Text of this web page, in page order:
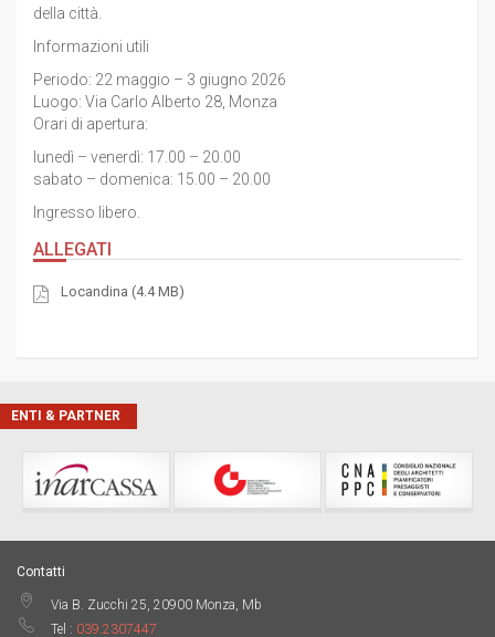
della città.
Informazioni utili
Periodo: 22 maggio – 3 giugno 2026
Luogo: Via Carlo Alberto 28, Monza
Orari di apertura:
lunedì – venerdì: 17.00 – 20.00
sabato – domenica: 15.00 – 20.00
Ingresso libero.
ALLEGATI
Locandina (4.4 MB)
ENTI & PARTNER
Contatti
Via B. Zucchi 25, 20900 Monza, Mb
Tel : 039.2307447